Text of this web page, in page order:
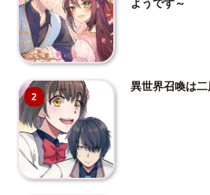
ようです～
2
異世界召喚は